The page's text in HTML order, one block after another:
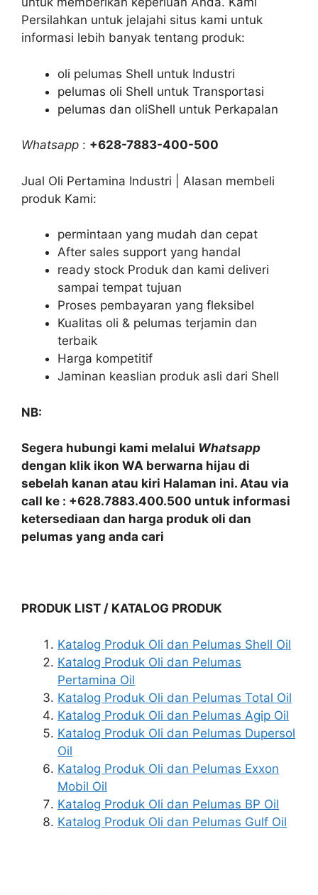
Persilahkan untuk jelajahi situs kami untuk
informasi lebih banyak tentang produk:
oli pelumas Shell untuk Industri
pelumas oli Shell untuk Transportasi
pelumas dan oliShell untuk Perkapalan
Whatsapp : +628-7883-400-500
Jual Oli Pertamina Industri | Alasan membeli
produk Kami:
permintaan yang mudah dan cepat
After sales support yang handal
ready stock Produk dan kami deliveri
sampai tempat tujuan
Proses pembayaran yang fleksibel
Kualitas oli & pelumas terjamin dan
terbaik
Harga kompetitif
Jaminan keaslian produk asli dari Shell
NB:
Segera hubungi kami melalui Whatsapp
dengan klik ikon WA berwarna hijau di
sebelah kanan atau kiri Halaman ini. Atau via
call ke : +628.7883.400.500 untuk informasi
ketersediaan dan harga produk oli dan
pelumas yang anda cari
PRODUK LIST / KATALOG PRODUK
Katalog Produk Oli dan Pelumas Shell Oil
Katalog Produk Oli dan Pelumas
Pertamina Oil
Katalog Produk Oli dan Pelumas Total Oil
Katalog Produk Oli dan Pelumas Agip Oil
Katalog Produk Oli dan Pelumas Dupersol
Oil
Katalog Produk Oli dan Pelumas Exxon
Mobil Oil
Katalog Produk Oli dan Pelumas BP Oil
Katalog Produk Oli dan Pelumas Gulf Oil